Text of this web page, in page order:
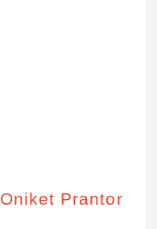
Oniket Prantor